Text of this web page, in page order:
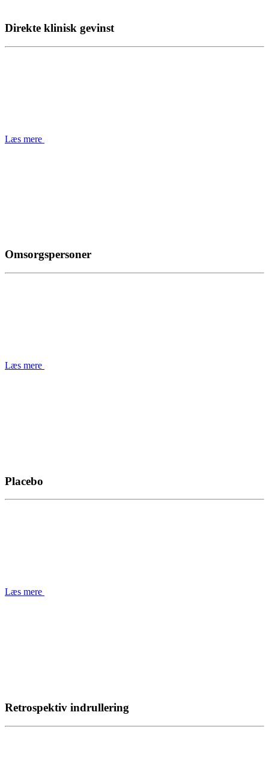
Direkte klinisk gevinst
Læs mere
Omsorgspersoner
Læs mere
Placebo
Læs mere
Retrospektiv indrullering